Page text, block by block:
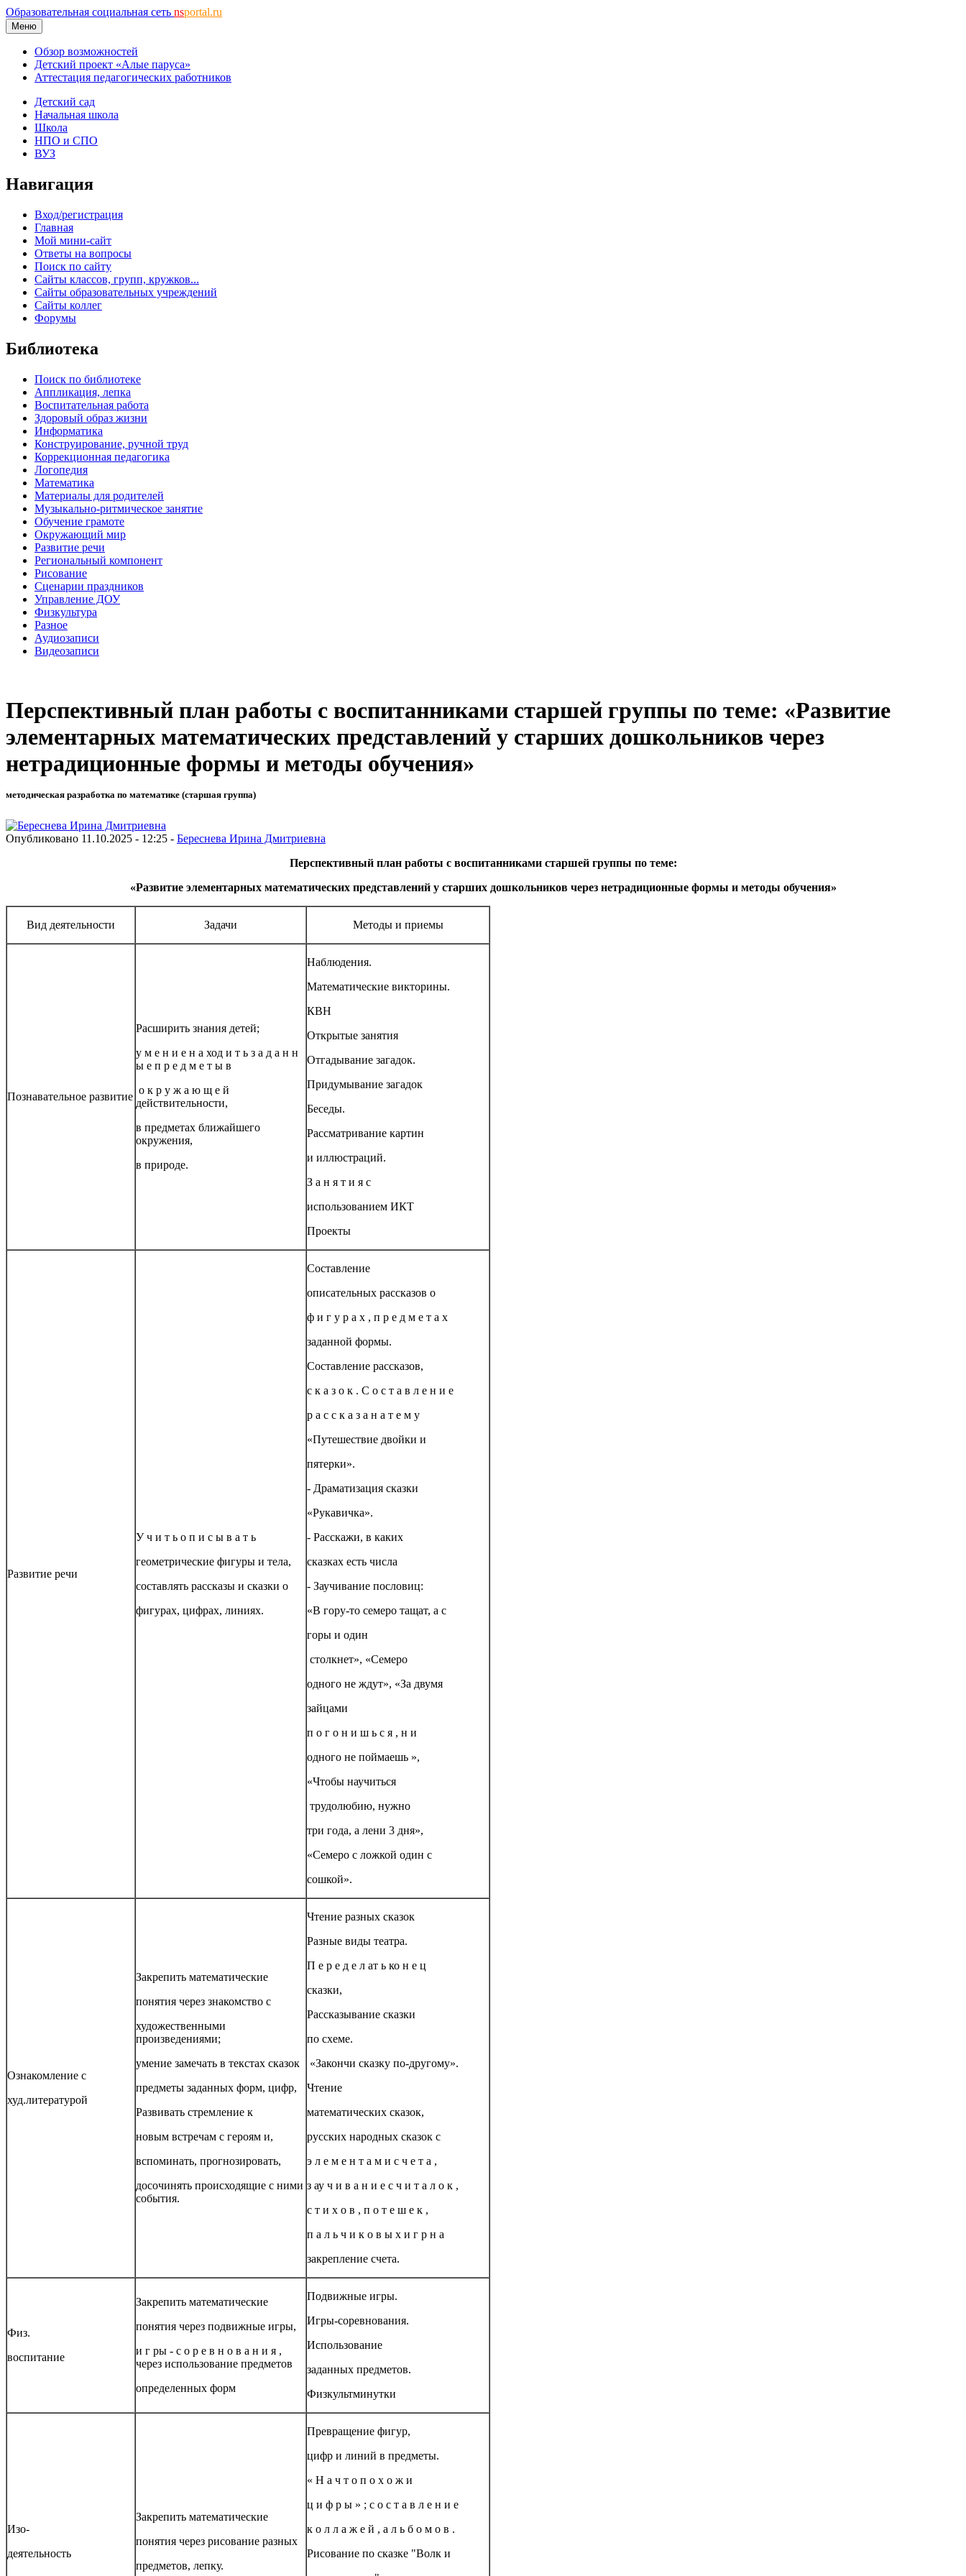
Образовательная социальная сеть nsportal.ru
Меню
Обзор возможностей
Детский проект «Алые паруса»
Аттестация педагогических работников
Детский сад
Начальная школа
Школа
НПО и СПО
ВУЗ
Навигация
Вход/регистрация
Главная
Мой мини-сайт
Ответы на вопросы
Поиск по сайту
Сайты классов, групп, кружков...
Сайты образовательных учреждений
Сайты коллег
Форумы
Библиотека
Поиск по библиотеке
Аппликация, лепка
Воспитательная работа
Здоровый образ жизни
Информатика
Конструирование, ручной труд
Коррекционная педагогика
Логопедия
Математика
Материалы для родителей
Музыкально-ритмическое занятие
Обучение грамоте
Окружающий мир
Развитие речи
Региональный компонент
Рисование
Сценарии праздников
Управление ДОУ
Физкультура
Разное
Аудиозаписи
Видеозаписи
Перспективный план работы с воспитанниками старшей группы по теме: «Развитие
элементарных математических представлений у старших дошкольников через
нетрадиционные формы и методы обучения»
методическая разработка по математике (старшая группа)
Опубликовано 11.10.2025 - 12:25 - Береснева Ирина Дмитриевна
Перспективный план работы с воспитанниками старшей группы по теме:
«Развитие элементарных математических представлений у старших дошкольников через нетрадиционные формы и методы обучения»
Вид деятельности Задачи Методы и приемы
Познавательное развитие
Расширить знания детей;
у м е н и е н а ход и т ь з а д а н н
ы е п р е д м е т ы в
о к р у ж а ю щ е й
действительности,
в предметах ближайшего
окружения,
в природе.
Наблюдения.
Математические викторины.
КВН
Открытые занятия
Отгадывание загадок.
Придумывание загадок
Беседы.
Рассматривание картин
и иллюстраций.
З а н я т и я с
использованием ИКТ
Проекты
Развитие речи
У ч и т ь о п и с ы в а т ь
геометрические фигуры и тела,
составлять рассказы и сказки о
фигурах, цифрах, линиях.
Составление
описательных рассказов о
ф и г у р а х , п р е д м е т а х
заданной формы.
Составление рассказов,
с к а з о к . С о с т а в л е н и е
р а с с к а з а н а т е м у
«Путешествие двойки и
пятерки».
- Драматизация сказки
«Рукавичка».
- Расскажи, в каких
сказках есть числа
- Заучивание пословиц:
«В гору-то семеро тащат, а с
горы и один
столкнет», «Семеро
одного не ждут», «За двумя
зайцами
п о г о н и ш ь с я , н и
одного не поймаешь »,
«Чтобы научиться
трудолюбию, нужно
три года, а лени 3 дня»,
«Семеро с ложкой один с
сошкой».
Ознакомление с
худ.литературой
Закрепить математические
понятия через знакомство с
художественными
произведениями;
умение замечать в текстах сказок
предметы заданных форм, цифр,
Развивать стремление к
новым встречам с героям и,
вспоминать, прогнозировать,
досочинять происходящие с ними
события.
Чтение разных сказок
Разные виды театра.
П е р е д е л ат ь ко н е ц
сказки,
Рассказывание сказки
по схеме.
«Закончи сказку по-другому».
Чтение
математических сказок,
русских народных сказок с
э л е м е н т а м и с ч е т а ,
з ау ч и в а н и е с ч и т а л о к ,
с т и х о в , п о т е ш е к ,
п а л ь ч и к о в ы х и г р н а
закрепление счета.
Физ.
воспитание
Закрепить математические
понятия через подвижные игры,
и г ры - с о р е в н о в а н и я ,
через использование предметов
определенных форм
Подвижные игры.
Игры-соревнования.
Использование
заданных предметов.
Физкультминутки
Изо-
деятельность
Закрепить математические
понятия через рисование разных
предметов, лепку.
Превращение фигур,
цифр и линий в предметы.
« Н а ч т о п о х о ж и
ц и ф р ы » ; с о с т а в л е н и е
к о л л а ж е й , а л ь б о м о в .
Рисование по сказке "Волк и